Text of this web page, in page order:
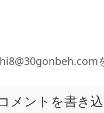
メントを書き